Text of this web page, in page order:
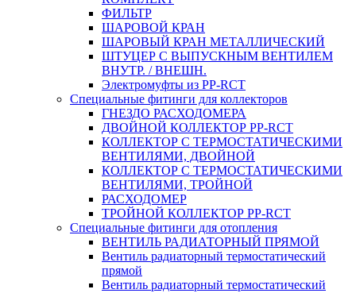
ФИЛЬТР
ШАРОВОЙ КРАН
ШАРОВЫЙ КРАН МЕТАЛЛИЧЕСКИЙ
ШТУЦЕР С ВЫПУСКНЫМ ВЕНТИЛЕМ
ВНУТР. / ВНЕШН.
Электромуфты из PP-RCT
Специальные фитинги для коллекторов
ГНЕЗДО РАСХОДОМЕРА
ДВОЙНОЙ КОЛЛЕКТОР PP-RCT
КОЛЛЕКТОР С ТЕРМОСТАТИЧЕСКИМИ
ВЕНТИЛЯМИ, ДВОЙНОЙ
КОЛЛЕКТОР С ТЕРМОСТАТИЧЕСКИМИ
ВЕНТИЛЯМИ, ТРОЙНОЙ
РАСХОДОМЕР
ТРОЙНОЙ КОЛЛЕКТОР PP-RCT
Специальные фитинги для отопления
ВЕНТИЛЬ РАДИАТОРНЫЙ ПРЯМОЙ
Вентиль радиаторный термостатический
прямой
Вентиль радиаторный термостатический